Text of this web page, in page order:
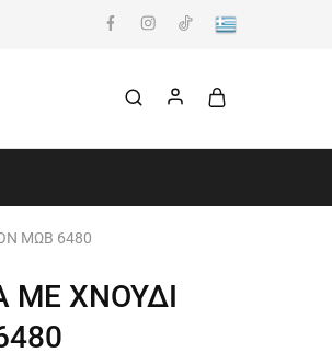
ΜΩΒ 6480
ΧΝΟΥΔΙ